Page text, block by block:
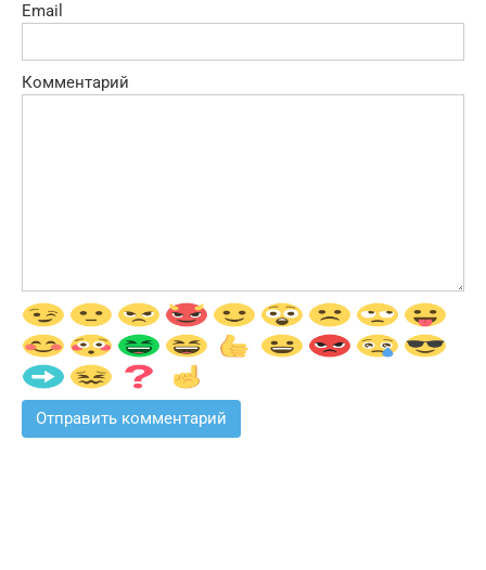
Email
Комментарий